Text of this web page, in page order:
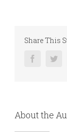
Share This
Facebook
About the